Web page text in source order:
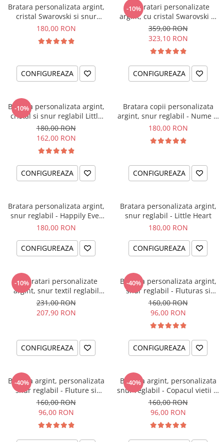
Bratara personalizata argint,
cristal Swarovski si snur
reglabil Albinuta
180,00 RON
CONFIGUREAZA
-10%
Set bratari personalizate
argint, cu cristal Swarovski si
snur reglabil Constelatii
359,00 RON
323,10 RON
CONFIGUREAZA
-10%
Bratara personalizata argint,
cristal si snur reglabil Little
Ballerina
180,00 RON
162,00 RON
CONFIGUREAZA
Bratara copii personalizata
argint, snur reglabil - Nume &
Simbol
180,00 RON
CONFIGUREAZA
Bratara personalizata argint,
snur reglabil - Happily Ever
After
180,00 RON
CONFIGUREAZA
Bratara personalizata argint,
snur reglabil - Little Heart
180,00 RON
CONFIGUREAZA
-10%
Set bratari personalizate
argint, snur textil reglabil
Little Brothers
231,00 RON
207,90 RON
CONFIGUREAZA
-40%
Bratara personalizata argint,
snur reglabil - Fluturas si
Cristal
160,00 RON
96,00 RON
CONFIGUREAZA
-40%
Bratara argint, personalizata
snur reglabil - Fluture si
Cristal
160,00 RON
96,00 RON
-40%
Bratara argint, personalizata
snur reglabil - Copacul vietii si
Cristal
160,00 RON
96,00 RON